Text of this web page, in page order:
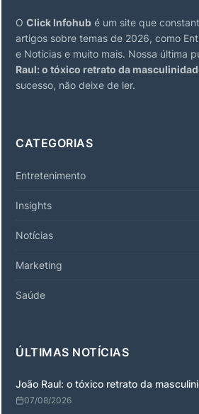
O Click Infohub é um site que
artigos sobre temas de 2026, como
e Notícias e muito mais. Nossa última
Raul: o tóxico retrato da
sucesso, não deixe de ler.
CATEGORIAS
Entretenimento
Insights
Notícias
Marketing
Saúde
ÚLTIMAS NOTÍCIAS
João Raul: o tóxico retrato da
07/08/2026